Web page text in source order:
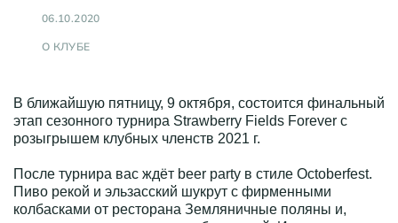
06.10.2020
О КЛУБЕ
В ближайшую пятницу, 9 октября, состоится финальный
этап сезонного турнира Strawberry Fields Forever с
розыгрышем клубных членств 2021 г.
После турнира вас ждёт beer party в стиле Octoberfest.
Пиво рекой и эльзасский шукрут с фирменными
колбасками от ресторана Земляничные поляны и,